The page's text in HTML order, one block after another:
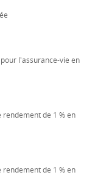
l'assurance-vie en
rendement de 1 % en
rendement de 1 % en